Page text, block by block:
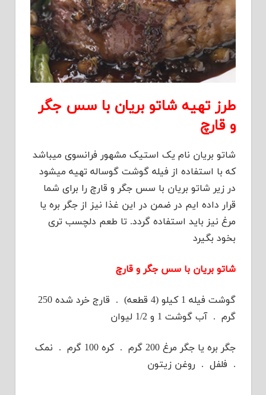
طرز تهیه شاتو بریان با سس جگر
و قارچ
شاتو بریان نام یک استیک مشهور فرانسوی میباشد
که با استفاده از فیله گوشت گوساله تهیه میشود
در زیر شاتو بریان با سس جگر و قارچ را برای شما
قرار داده ایم در ضمن در این غذا نیز از جگر بره یا
مرغ نیز باید استفاده گردد. تا طعم دلچسب تری
بخود بگیرد
شاتو بریان با سس جگر و قارچ
گوشت فیله 1 کیلو (4 قطعه) . قارج خرد شده 250
گرم . آب گوشت 1 و 1/2 لیوان
جگر بره یا جگر مرغ 200 گرم . کره 100 گرم . نمک
. فلفل . روغن زیتون